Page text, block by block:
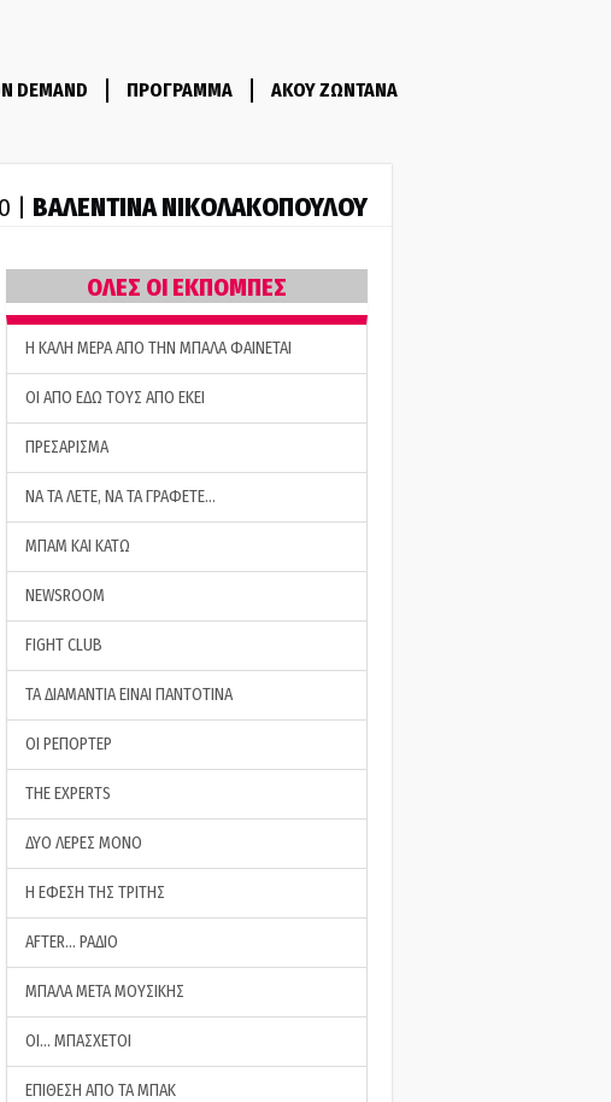
DEMAND ΠΡΟΓΡΑΜΜΑ ΑΚΟΥ ΖΩΝΤΑΝΑ
| ΒΑΛΕΝΤΙΝΑ ΝΙΚΟΛΑΚΟΠΟΥΛΟΥ
ΟΛΕΣ ΟΙ ΕΚΠΟΜΠΕΣ
H ΚΑΛΗ ΜΕΡΑ ΑΠΟ ΤΗΝ ΜΠΑΛΑ ΦΑΙΝΕΤΑΙ
ΟΙ ΑΠΟ ΕΔΩ ΤΟΥΣ ΑΠΟ ΕΚΕΙ
ΠΡΕΣΑΡΙΣΜΑ
ΝΑ ΤΑ ΛΕΤΕ, ΝΑ ΤΑ ΓΡΑΦΕΤΕ…
ΜΠΑΜ ΚΑΙ ΚΑΤΩ
NEWSROOM
FIGHT CLUB
ΤΑ ΔΙΑΜΑΝΤΙΑ ΕΙΝΑΙ ΠΑΝΤΟΤΙΝΑ
ΟΙ ΡΕΠΟΡΤΕΡ
THE EXPERTS
ΔΥΟ ΛΕΡΕΣ ΜΟΝΟ
Η ΕΦΕΣΗ ΤΗΣ ΤΡΙΤΗΣ
AFTER… ΡΑΔΙΟ
ΜΠΑΛΑ ΜΕΤΑ ΜΟΥΣΙΚΗΣ
ΟΙ… ΜΠΑΣΧΕΤΟΙ
ΕΠΙΘΕΣΗ ΑΠΟ ΤΑ ΜΠΑΚ